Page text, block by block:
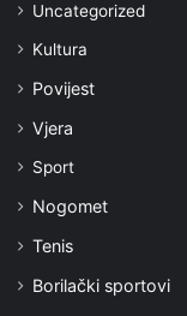
Uncategorized
Kultura
Povijest
Vjera
Sport
Nogomet
Tenis
Borilački sportovi